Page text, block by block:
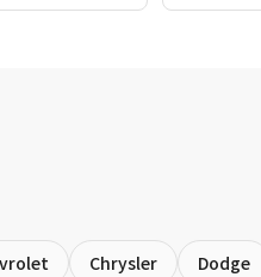
Chrysler Dodge